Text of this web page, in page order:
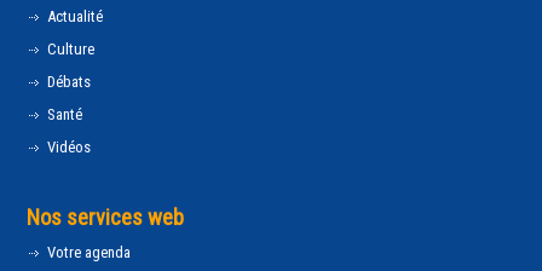
Actualité
Culture
Débats
Santé
Vidéos
Nos services web
Votre agenda